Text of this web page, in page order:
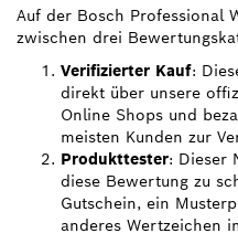
Auf der Bosch Professional
zwischen drei
Verifizierter Kauf:
direkt über unsere
Online Shops und
meisten Kunden zur
Produkttester: Dieser
diese Bewertung zu
Gutschein, ein
anderes Wertzeichen